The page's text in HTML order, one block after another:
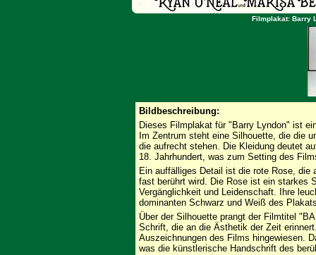
Filmplakat: Barry
Bildbeschreibung:
Dieses Filmplakat für "Barry Lyndon" ist
Im Zentrum steht eine Silhouette, die die
die aufrecht stehen. Die Kleidung deutet
18. Jahrhundert, was zum Setting des
Ein auffälliges Detail ist die rote Rose, die
fast berührt wird. Die Rose ist ein starkes
Vergänglichkeit und Leidenschaft. Ihre
dominanten Schwarz und Weiß des
Über der Silhouette prangt der Filmtitel
Schrift, die an die Ästhetik der Zeit
Auszeichnungen des Films hingewiesen.
was die künstlerische Handschrift des